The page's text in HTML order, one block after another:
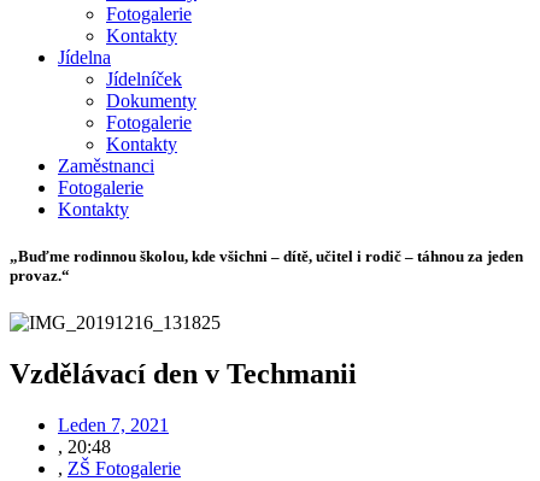
Fotogalerie
Kontakty
Jídelna
Jídelníček
Dokumenty
Fotogalerie
Kontakty
Zaměstnanci
Fotogalerie
Kontakty
„Buďme rodinnou školou, kde všichni – dítě, učitel i rodič – táhnou za jeden
provaz.“
Vzdělávací den v Techmanii
Leden 7, 2021
, 20:48
, ZŠ Fotogalerie